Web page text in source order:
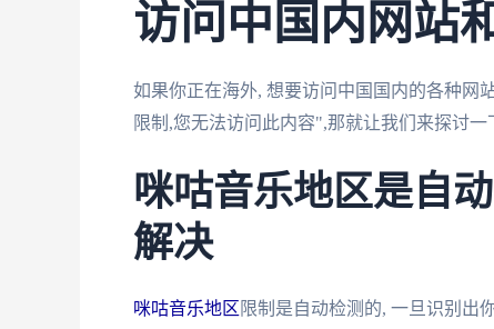
访问中国内网站
如果你正在海外, 想要访问中国国内的各种网
限制,您无法访问此内容",那就让我们来探讨一
咪咕音乐地区是自
解决
咪咕音乐地区 限制是自动检测的, 一旦识别出